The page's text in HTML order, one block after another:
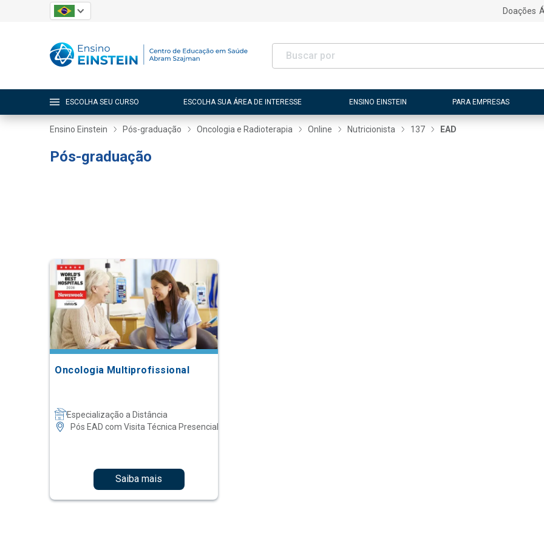
Doações
ESCOLHA SEU CURSO ESCOLHA SUA ÁREA DE INTERESSE ENSINO EINSTEIN PARA EMPRESAS
Ensino Einstein Pós-graduação Oncologia e Radioterapia Online Nutricionista 137 EAD
Pós-graduação
Oncologia Multiprofissional
Especialização a Distância
Pós EAD com Visita Técnica Presencial
Saiba mais